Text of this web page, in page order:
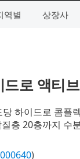
역별 상장사
로 액티
하이드로 콤플
층 20층까지 수
000640)